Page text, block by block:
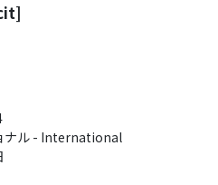
ナル - International